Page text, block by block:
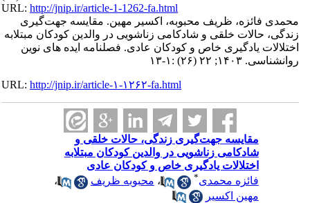
URL:http://jnip.ir/article-1-1262-fa.html
محمدی فائزه، ظریف محبوبه، اکسیر مهین. مقایسه جهت‌گیری
زندگی، حالات خلقی و شادکامی زناشویی در والدین کودکان مبتلابه
اختلالات یادگیری خاص و کودکان عادی. فصلنامه ایده های نوین
روانشناسی. ۱۴۰۳; ۲۲ (۲۶) :۱-۱۳
URL:http://jnip.ir/article-۱-۱۲۶۲-fa.html
مقایسه جهت‌گیری زندگی، حالات خلقی و
شادکامی زناشویی در والدین کودکان مبتلابه
اختلالات یادگیری خاص و کودکان عادی
فائزه محمدی* ،محبوبه ظریف
،
مهین اکسیر